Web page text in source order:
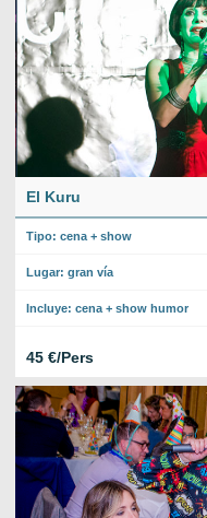
El Kuru
Tipo: cena + show
Lugar: gran vía
Incluye: cena + show humor
45 €/Pers